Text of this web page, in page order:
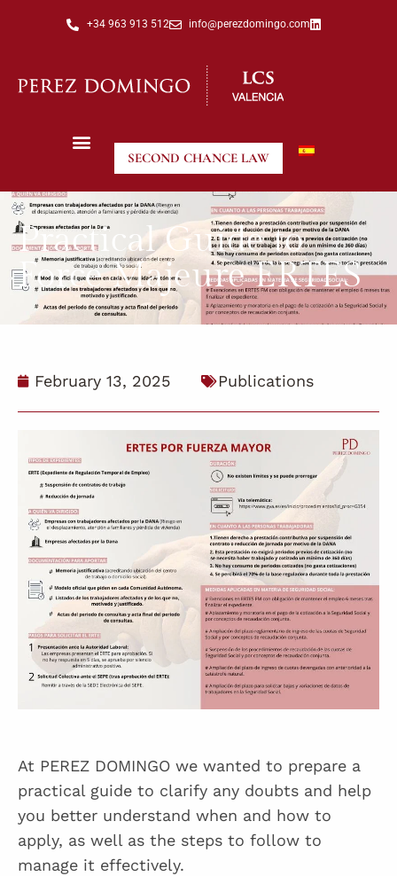
+34 963 913 512 info@perezdomingo.com
SECOND CHANCE LAW
Practical Guide to
Force Majeure ERTES
February 13, 2025 Publications
At PEREZ DOMINGO we wanted to prepare a
practical guide to clarify any doubts and help
you better understand when and how to
apply, as well as the steps to follow to
manage it effectively.